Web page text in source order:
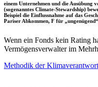
einem Unternehmen und die
(sogenanntes Climate-Stewardship)
Beispiel die Einflussnahme auf das
Pariser Abkommen, F für
Wenn ein Fonds kein Rating
Vermögensverwalter im
Methodik der